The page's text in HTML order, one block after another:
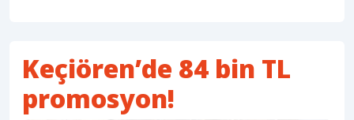
Keçiören’de 84 bin TL
promosyon!